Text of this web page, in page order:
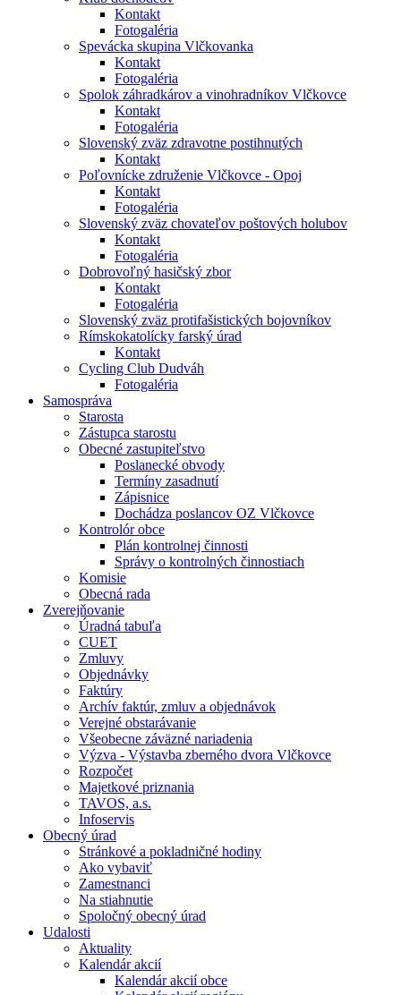
Kontakt
Fotogaléria
Spevácka skupina Vlčkovanka
Kontakt
Fotogaléria
Spolok záhradkárov a vinohradníkov Vlčkovce
Kontakt
Fotogaléria
Slovenský zväz zdravotne postihnutých
Kontakt
Poľovnícke združenie Vlčkovce - Opoj
Kontakt
Fotogaléria
Slovenský zväz chovateľov poštových holubov
Kontakt
Fotogaléria
Dobrovoľný hasičský zbor
Kontakt
Fotogaléria
Slovenský zväz protifašistických bojovníkov
Rímskokatolícky farský úrad
Kontakt
Cycling Club Dudváh
Fotogaléria
Samospráva
Starosta
Zástupca starostu
Obecné zastupiteľstvo
Poslanecké obvody
Termíny zasadnutí
Zápisnice
Dochádza poslancov OZ Vlčkovce
Kontrolór obce
Plán kontrolnej činnosti
Správy o kontrolných činnostiach
Komisie
Obecná rada
Zverejňovanie
Úradná tabuľa
CUET
Zmluvy
Objednávky
Faktúry
Archív faktúr, zmluv a objednávok
Verejné obstarávanie
Všeobecne záväzné nariadenia
Výzva - Výstavba zberného dvora Vlčkovce
Rozpočet
Majetkové priznania
TAVOS, a.s.
Infoservis
Obecný úrad
Stránkové a pokladničné hodiny
Ako vybaviť
Zamestnanci
Na stiahnutie
Spoločný obecný úrad
Udalosti
Aktuality
Kalendár akcií
Kalendár akcií obce